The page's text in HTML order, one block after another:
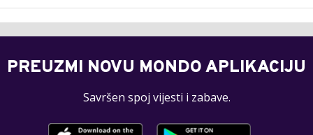
PREUZMI NOVU MONDO APLIKACIJU
Savršen spoj vijesti i zabave.